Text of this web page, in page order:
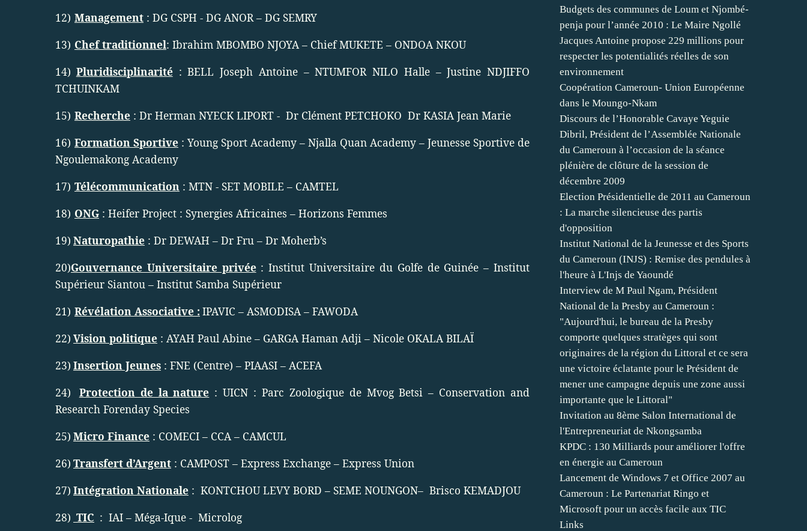
12) Management : DG CSPH - DG ANOR – DG SEMRY
13) Chef traditionnel: Ibrahim MBOMBO NJOYA – Chief MUKETE – ONDOA NKOU
14) Pluridisciplinarité: BELL Joseph Antoine – NTUMFOR NILO Halle – Justine NDJIFFO
TCHUINKAM
15) Recherche : Dr Herman NYECK LIPORT - Dr Clément PETCHOKO Dr KASIA Jean Marie
16) Formation Sportive : Young Sport Academy – Njalla Quan Academy – Jeunesse Sportive de
Ngoulemakong Academy
17) Télécommunication : MTN - SET MOBILE – CAMTEL
18) ONG : Heifer Project : Synergies Africaines – Horizons Femmes
19) Naturopathie : Dr DEWAH – Dr Fru – Dr Moherb’s
20)Gouvernance Universitaire privée: Institut Universitaire du Golfe de Guinée – Institut
Supérieur Siantou – Institut Samba Supérieur
21) Révélation Associative : IPAVIC – ASMODISA – FAWODA
22) Vision politique : AYAH Paul Abine – GARGA Haman Adji – Nicole OKALA BILAÏ
23) Insertion Jeunes : FNE (Centre) – PIAASI – ACEFA
24)
Protection de la nature : UICN : Parc Zoologique de Mvog Betsi – Conservation and
Research Forenday Species
25) Micro Finance : COMECI – CCA – CAMCUL
26) Transfert d’Argent : CAMPOST – Express Exchange – Express Union
27) Intégration Nationale : KONTCHOU LEVY BORD – SEME NOUNGON– Brisco KEMADJOU
28) TIC : IAI – Méga-Ique - Microlog
Budgets des communes de Loum et Njombé-
penja pour l’année 2010 : Le Maire Ngollé
Jacques Antoine propose 229 millions pour
respecter les potentialités réelles de son
environnement
Coopération Cameroun- Union Européenne
dans le Moungo-Nkam
Discours de l’Honorable Cavaye Yeguie
Dibril, Président de l’Assemblée Nationale
du Cameroun à l’occasion de la séance
plénière de clôture de la session de
décembre 2009
Election Présidentielle de 2011 au Cameroun
: La marche silencieuse des partis
d'opposition
Institut National de la Jeunesse et des Sports
du Cameroun (INJS) : Remise des pendules à
l'heure à L'Injs de Yaoundé
Interview de M Paul Ngam, Président
National de la Presby au Cameroun :
"Aujourd'hui, le bureau de la Presby
comporte quelques stratèges qui sont
originaires de la région du Littoral et ce sera
une victoire éclatante pour le Président de
mener une campagne depuis une zone aussi
importante que le Littoral"
Invitation au 8ème Salon International de
l'Entrepreneuriat de Nkongsamba
KPDC : 130 Milliards pour améliorer l'offre
en énergie au Cameroun
Lancement de Windows 7 et Office 2007 au
Cameroun : Le Partenariat Ringo et
Microsoft pour un accès facile aux TIC
Links